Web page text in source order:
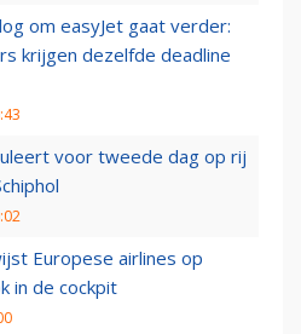
om easyJet gaat verder:
krijgen dezelfde deadline
voor tweede dag op rij
Europese airlines op
in de cockpit